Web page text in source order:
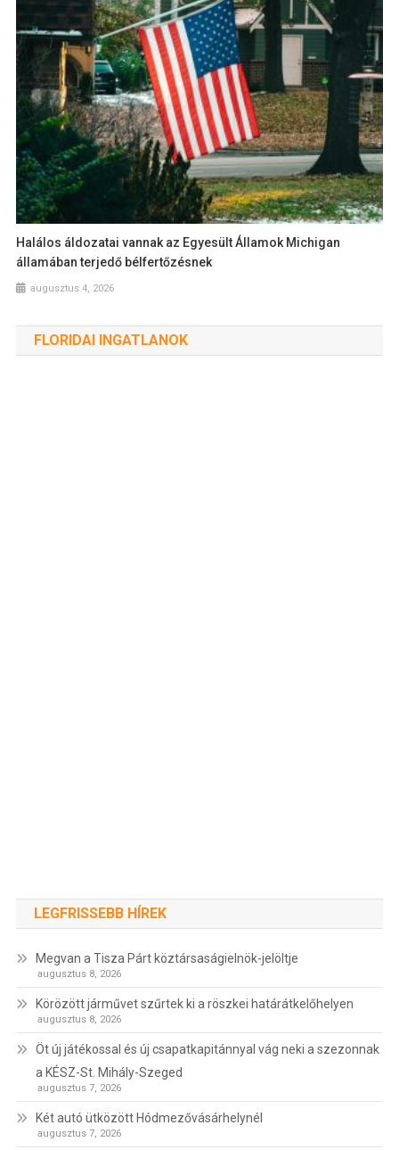
Halálos áldozatai vannak az Egyesült Államok Michigan
államában terjedő bélfertőzésnek
augusztus 4, 2026
FLORIDAI INGATLANOK
LEGFRISSEBB HÍREK
Megvan a Tisza Párt köztársaságielnök-jelöltje
augusztus 8, 2026
Körözött járművet szűrtek ki a röszkei határátkelőhelyen
augusztus 8, 2026
Öt új játékossal és új csapatkapitánnyal vág neki a szezonnak
a KÉSZ-St. Mihály-Szeged
augusztus 7, 2026
Két autó ütközött Hódmezővásárhelynél
augusztus 7, 2026